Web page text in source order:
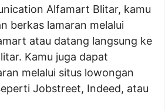
Alfamart Blitar, kamu
berkas lamaran melalui
atau datang langsung ke
Kamu juga dapat
melalui situs lowongan
Jobstreet, Indeed, atau